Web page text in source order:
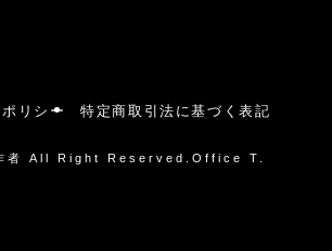
リシー 特定商取引法に基づく表記
者 All Right Reserved.Office T.